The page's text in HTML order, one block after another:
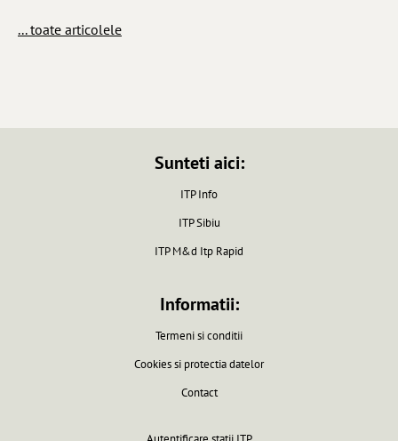
... toate articolele
Sunteti aici:
ITP Info
ITP Sibiu
ITP M&d Itp Rapid
Informatii:
Termeni si conditii
Cookies si protectia datelor
Contact